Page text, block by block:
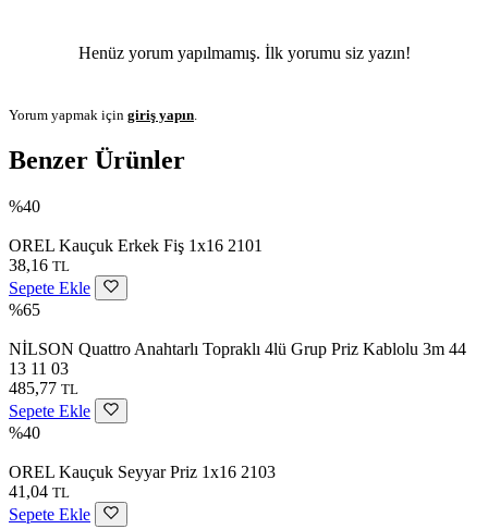
Henüz yorum yapılmamış. İlk yorumu siz yazın!
Yorum yapmak için giriş yapın
Benzer Ürünler
%40
OREL Kauçuk Erkek Fiş 1x16 2101
38,16 TL
Sepete Ekle
%65
NİLSON Quattro Anahtarlı Topraklı 4lü Grup Priz Kablolu 3m 44
13 11 03
485,77 TL
Sepete Ekle
%40
OREL Kauçuk Seyyar Priz 1x16 2103
41,04 TL
Sepete Ekle